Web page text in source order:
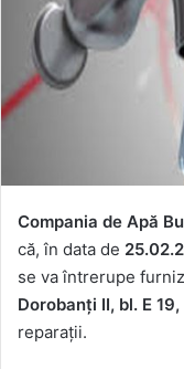
Compania de Apă
că, în data de
se va întrerupe
Dorobanți II, bl. E 19,
reparații.